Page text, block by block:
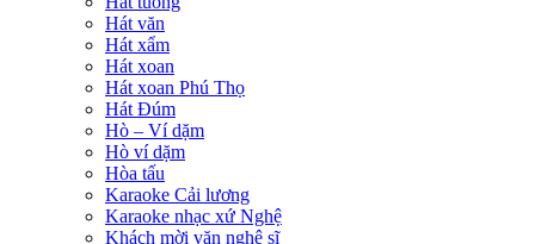
Hát văn
Hát xẩm
Hát xoan
Hát xoan Phú Thọ
Hát Đúm
Hò – Ví dặm
Hò ví dặm
Hòa tấu
Karaoke Cải lương
Karaoke nhạc xứ Nghệ
Khách mời văn nghệ sĩ